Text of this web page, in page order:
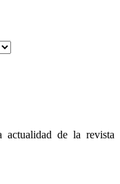
de la revista